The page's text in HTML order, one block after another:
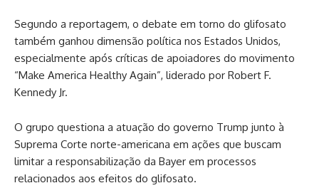
Segundo a reportagem, o debate em torno do glifosato
também ganhou dimensão política nos Estados Unidos,
especialmente após críticas de apoiadores do movimento
“Make America Healthy Again”, liderado por Robert F.
Kennedy Jr.
O grupo questiona a atuação do governo Trump junto à
Suprema Corte norte-americana em ações que buscam
limitar a responsabilização da Bayer em processos
relacionados aos efeitos do glifosato.